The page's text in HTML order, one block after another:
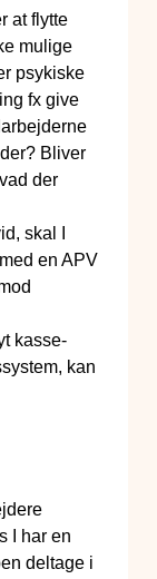
at flytte
mulige
psykiske
fx give
Bliver
der
skal I
en APV
kasse-
kan
I har en
deltage i